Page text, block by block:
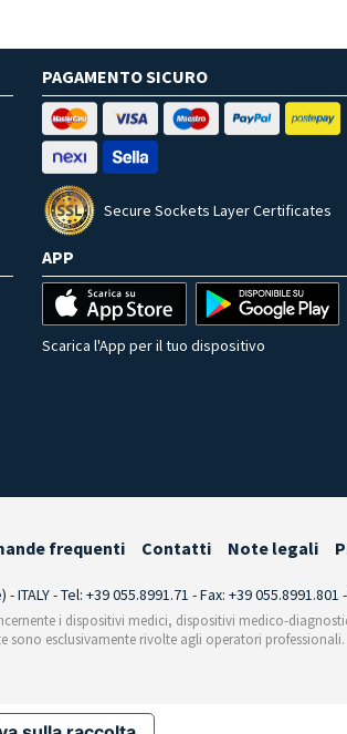
PAGAMENTO SICURO
Secure Sockets Layer Certificates
APP
Scarica l'App per il tuo dispositivo
frequenti Contatti Note legali
- Tel: +39 055.8991.71 - Fax: +39 055.8991.801
i dispositivi medici, dispositivi medico-
sono esclusivamente rivolte agli operatori professionali.